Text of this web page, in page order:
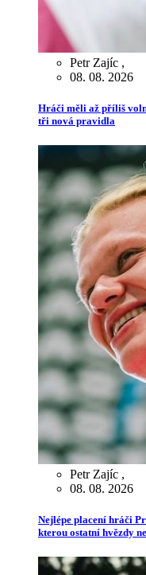
Petr Zajíc ,
08. 08. 2026
Hráči měli až příliš
tři nová pravidla
Petr Zajíc ,
08. 08. 2026
Nejlépe placení hráči
kterou ostatní hvězdy